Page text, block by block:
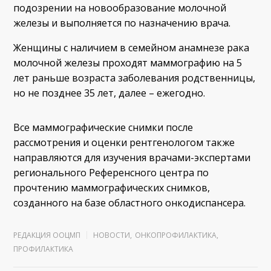
подозрении на новообразование молочной
железы и выполняется по назначению врача.
Женщины с наличием в семейном анамнезе рака
молочной железы проходят маммографию на 5
лет раньше возраста заболевания родственницы,
но не позднее 35 лет, далее – ежегодно.
Все маммографические снимки после
рассмотрения и оценки рентгенологом также
направляются для изучения врачами-экспертами
регионального Референсного центра по
прочтению маммографических снимков,
созданного на базе областного онкодиспансера.
РЕДАКЦИЯ ООЦМП НОВОСТИ, ОНКОПРОФИЛАКТИКА,
ПРОФИЛАКТИКА